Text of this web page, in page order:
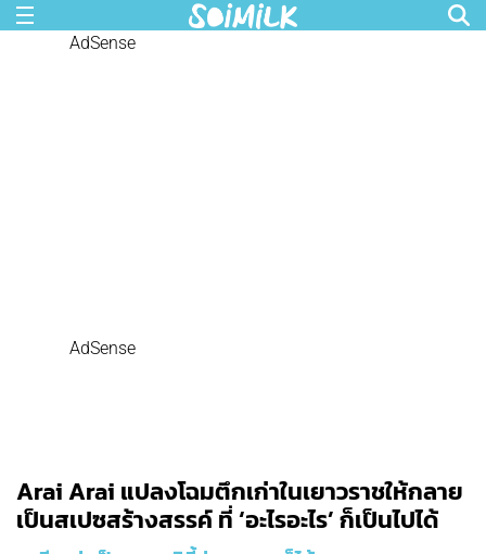
AdSense
AdSense
Arai Arai แปลงโฉมตึกเก่าในเยาวราชให้กลาย
เป็นสเปซสร้างสรรค์ ที่ ‘อะไรอะไร’ ก็เป็นไปได้